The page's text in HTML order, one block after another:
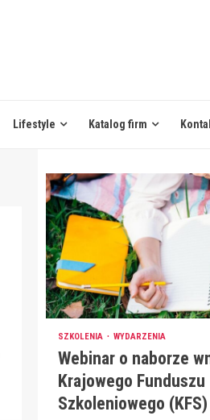
Lifestyle Katalog firm
SZKOLENIA WYDARZENIA
Webinar o naborze
Krajowego Funduszu
Szkoleniowego